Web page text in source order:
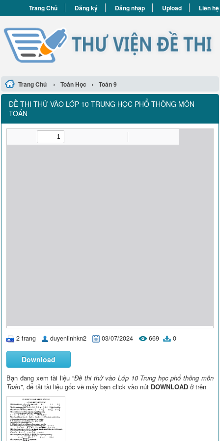
Trang Chủ Đăng ký Đăng nhập Upload Liên hệ
Trang Chủ › Toán Học › Toán 9
ĐỀ THI THỬ VÀO LỚP 10 TRUNG HỌC PHỔ THÔNG MÔN
TOÁN
2 trang duyenlinhkn2 03/07/2024 669 0
Download
Bạn đang xem tài liệu "Đề thi thử vào Lớp 10 Trung học phổ thông môn
Toán", để tải tài liệu gốc về máy bạn click vào nút DOWNLOAD ở trên